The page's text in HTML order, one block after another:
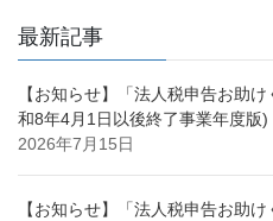
最新記事
【お知らせ】「法人税申告お助
和8年4月1日以後終了事業年度版)
2026年7月15日
【お知らせ】「法人税申告お助